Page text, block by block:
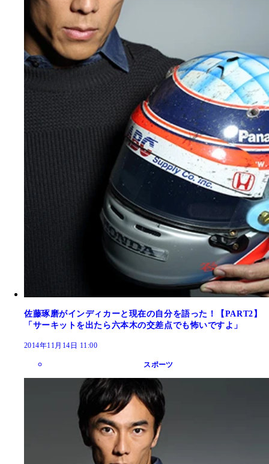
佐藤琢磨がインディカーと現在の自分を語った！【PART2】
「サーキットを出たら六本木の交差点でも怖いですよ」
2014年11月14日 11:00
スポーツ